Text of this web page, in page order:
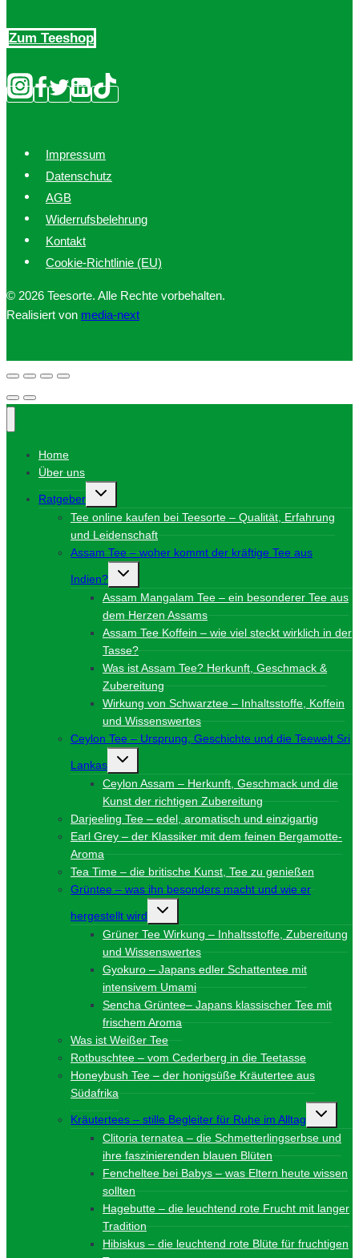
Zum Teeshop
Impressum
Datenschutz
AGB
Widerrufsbelehrung
Kontakt
Cookie-Richtlinie (EU)
© 2026 Teesorte. Alle Rechte vorbehalten.
Realisiert von media-next
Home
Über uns
Ratgeber
Untermenü
Tee online kaufen bei Teesorte – Qualität, Erfahrung
und Leidenschaft
Assam Tee – woher kommt der kräftige Tee aus
Indien?
Untermenü
Assam Mangalam Tee – ein besonderer Tee aus
dem Herzen Assams
Assam Tee Koffein – wie viel steckt wirklich in der
Tasse?
Was ist Assam Tee? Herkunft, Geschmack &
Zubereitung
Wirkung von Schwarztee – Inhaltsstoffe, Koffein
und Wissenswertes
Ceylon Tee – Ursprung, Geschichte und die Teewelt Sri
Lankas
Untermenü
Ceylon Assam – Herkunft, Geschmack und die
Kunst der richtigen Zubereitung
Darjeeling Tee – edel, aromatisch und einzigartig
Earl Grey – der Klassiker mit dem feinen Bergamotte-
Aroma
Tea Time – die britische Kunst, Tee zu genießen
Grüntee – was ihn besonders macht und wie er
hergestellt wird
Untermenü
Grüner Tee Wirkung – Inhaltsstoffe, Zubereitung
und Wissenswertes
Gyokuro – Japans edler Schattentee mit
intensivem Umami
Sencha Grüntee– Japans klassischer Tee mit
frischem Aroma
Was ist Weißer Tee
Rotbuschtee – vom Cederberg in die Teetasse
Honeybush Tee – der honigsüße Kräutertee aus
Südafrika
Kräutertees – stille Begleiter für Ruhe im Alltag
Clitoria ternatea – die Schmetterlingserbse und
ihre faszinierenden blauen Blüten
Fencheltee bei Babys – was Eltern heute wissen
sollten
Hagebutte – die leuchtend rote Frucht mit langer
Tradition
Hibiskus – die leuchtend rote Blüte für fruchtigen